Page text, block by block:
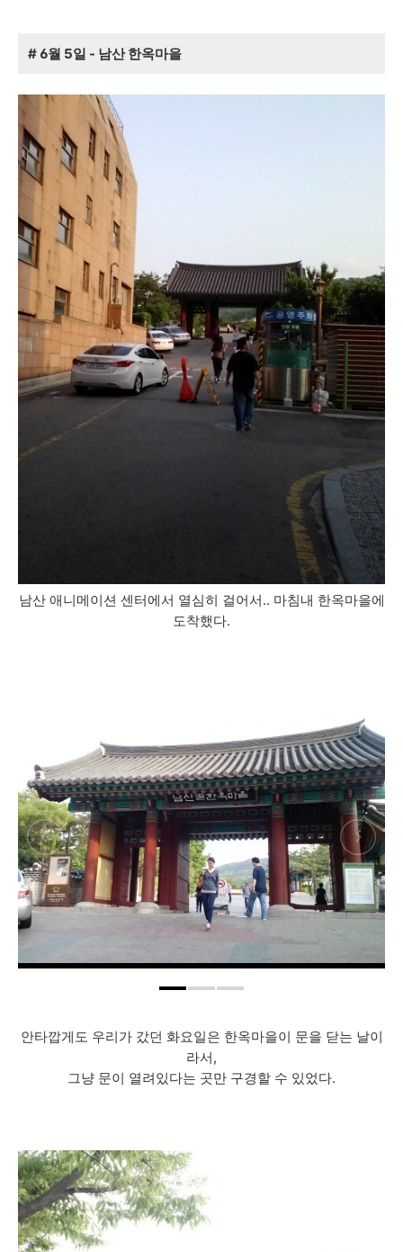
# 6월 5일 - 남산 한옥마을
남산 애니메이션 센터에서 열심히 걸어서.. 마침내 한옥마을에
도착했다.
안타깝게도 우리가 갔던 화요일은 한옥마을이 문을 닫는 날이
라서,
그냥 문이 열려있다는 곳만 구경할 수 있었다.